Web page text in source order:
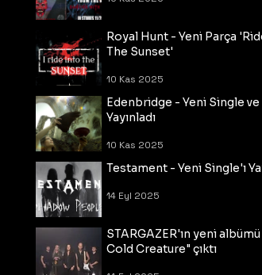
Royal Hunt - Yeni Parça
The Sunset'
10 Kas 2025
Edenbridge - Yeni Single
Yayınladı
10 Kas 2025
Testament - Yeni Single'ı
14 Eyl 2025
STARGAZER'ın yeni
Cold Creature" çıktı